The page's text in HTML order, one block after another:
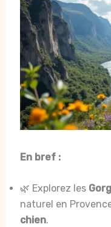
En bref :
🌿 Explorez les
naturel en
chien.